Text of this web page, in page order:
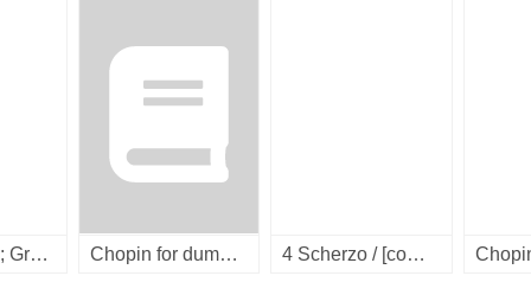
Chopin 200 ; Great recordings / Vol. 3 : impromptus, barcarolle, berceuse, fantaisie. [compact disc]. Chopin for dummies [interactive multimedia]. 4 Scherzo / [compact disc].